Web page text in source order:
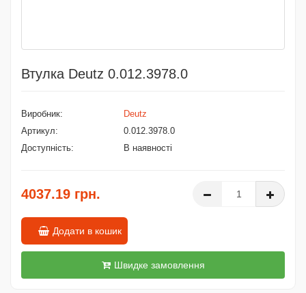
Втулка Deutz 0.012.3978.0
Виробник:
Deutz
Артикул:
0.012.3978.0
Доступність:
В наявності
4037.19 грн.
Додати в кошик
Швидке замовлення